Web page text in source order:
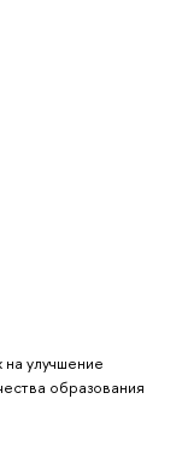
улучшение
образования